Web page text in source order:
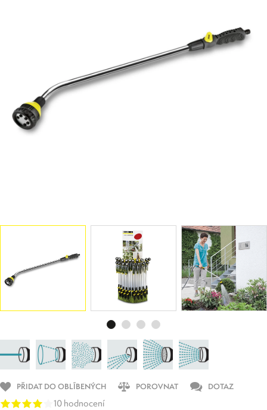
PŘIDAT DO OBLÍBENÝCH POROVNAT DOTAZ
10 hodnocení